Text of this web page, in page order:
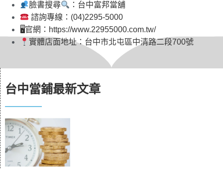
臉書搜尋
：台中富邦當舖
諮詢專線：(04)2295-5000
🖥官網：https://www.22955000.com.tw/
實體店面地址：台中市北屯區中清路二段700號
台中當鋪最新文章